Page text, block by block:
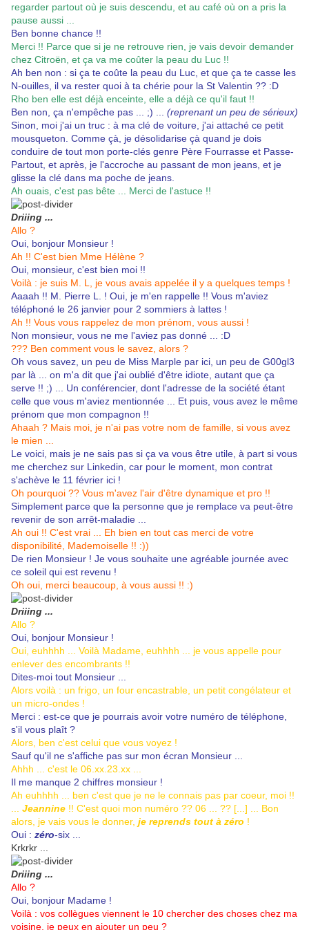
regarder partout où je suis descendu, et au café où on a pris la
pause aussi ...
Ben bonne chance !!
Merci !! Parce que si je ne retrouve rien, je vais devoir demander
chez Citroën, et ça va me coûter la peau du Luc !!
Ah ben non : si ça te coûte la peau du Luc, et que ça te casse les
N-ouilles, il va rester quoi à ta chérie pour la St Valentin ?? :D
Rho ben elle est déjà enceinte, elle a déjà ce qu'il faut !!
Ben non, ça n'empêche pas ... ;) ... (reprenant un peu de sérieux)
Sinon, moi j'ai un truc : à ma clé de voiture, j'ai attaché ce petit
mousqueton. Comme çà, je désolidarise çà quand je dois
conduire de tout mon porte-clés genre Père Fourrasse et Passe-
Partout, et après, je l'accroche au passant de mon jeans, et je
glisse la clé dans ma poche de jeans.
Ah ouais, c'est pas bête ... Merci de l'astuce !!
Driiing ...
Allo ?
Oui, bonjour Monsieur !
Ah !! C'est bien Mme Hélène ?
Oui, monsieur, c'est bien moi !!
Voilà : je suis M. L, je vous avais appelée il y a quelques temps !
Aaaah !! M. Pierre L. ! Oui, je m'en rappelle !! Vous m'aviez
téléphoné le 26 janvier pour 2 sommiers à lattes !
Ah !! Vous vous rappelez de mon prénom, vous aussi !
Non monsieur, vous ne me l'aviez pas donné ... :D
??? Ben comment vous le savez, alors ?
Oh vous savez, un peu de Miss Marple par ici, un peu de G00gl3
par là ... on m'a dit que j'ai oublié d'être idiote, autant que ça
serve !! ;) ... Un conférencier, dont l'adresse de la société étant
celle que vous m'aviez mentionnée ... Et puis, vous avez le même
prénom que mon compagnon !!
Ahaah ? Mais moi, je n'ai pas votre nom de famille, si vous avez
le mien ...
Le voici, mais je ne sais pas si ça va vous être utile, à part si vous
me cherchez sur Linkedin, car pour le moment, mon contrat
s'achève le 11 février ici !
Oh pourquoi ?? Vous m'avez l'air d'être dynamique et pro !!
Simplement parce que la personne que je remplace va peut-être
revenir de son arrêt-maladie ...
Ah oui !! C'est vrai ... Eh bien en tout cas merci de votre
disponibilité, Mademoiselle !! :))
De rien Monsieur ! Je vous souhaite une agréable journée avec
ce soleil qui est revenu !
Oh oui, merci beaucoup, à vous aussi !! :)
Driiing ...
Allo ?
Oui, bonjour Monsieur !
Oui, euhhhh ... Voilà Madame, euhhhh ... je vous appelle pour
enlever des encombrants !!
Dites-moi tout Monsieur ...
Alors voilà : un frigo, un four encastrable, un petit congélateur et
un micro-ondes !
Merci : est-ce que je pourrais avoir votre numéro de téléphone,
s'il vous plaît ?
Alors, ben c'est celui que vous voyez !
Sauf qu'il ne s'affiche pas sur mon écran Monsieur ...
Ahhh ... c'est le 06.xx.23.xx ...
Il me manque 2 chiffres monsieur !
Ah euhhhh ... ben c'est que je ne le connais pas par coeur, moi !!
Jeannine !! C'est quoi mon numéro ?? 06 ... ?? [...] ... Bon
alors, je vais vous le donner, je reprends tout à zéro !
Oui : zéro-six ...
Krkrkr ...
Driiing ...
Allo ?
Oui, bonjour Madame !
Voilà : vos collègues viennent le 10 chercher des choses chez ma
voisine, je peux en ajouter un peu ?